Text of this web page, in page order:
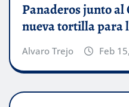
Panaderos junto al
nueva tortilla para
Alvaro Trejo Feb